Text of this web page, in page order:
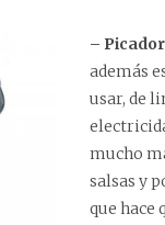
–
además
usar, de
mucho
salsas y
que hace